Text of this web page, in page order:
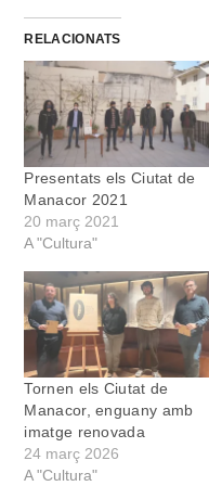
RELACIONATS
Presentats els Ciutat de
Manacor 2021
20 març 2021
A "Cultura"
Tornen els Ciutat de
Manacor, enguany amb
imatge renovada
24 març 2026
A "Cultura"